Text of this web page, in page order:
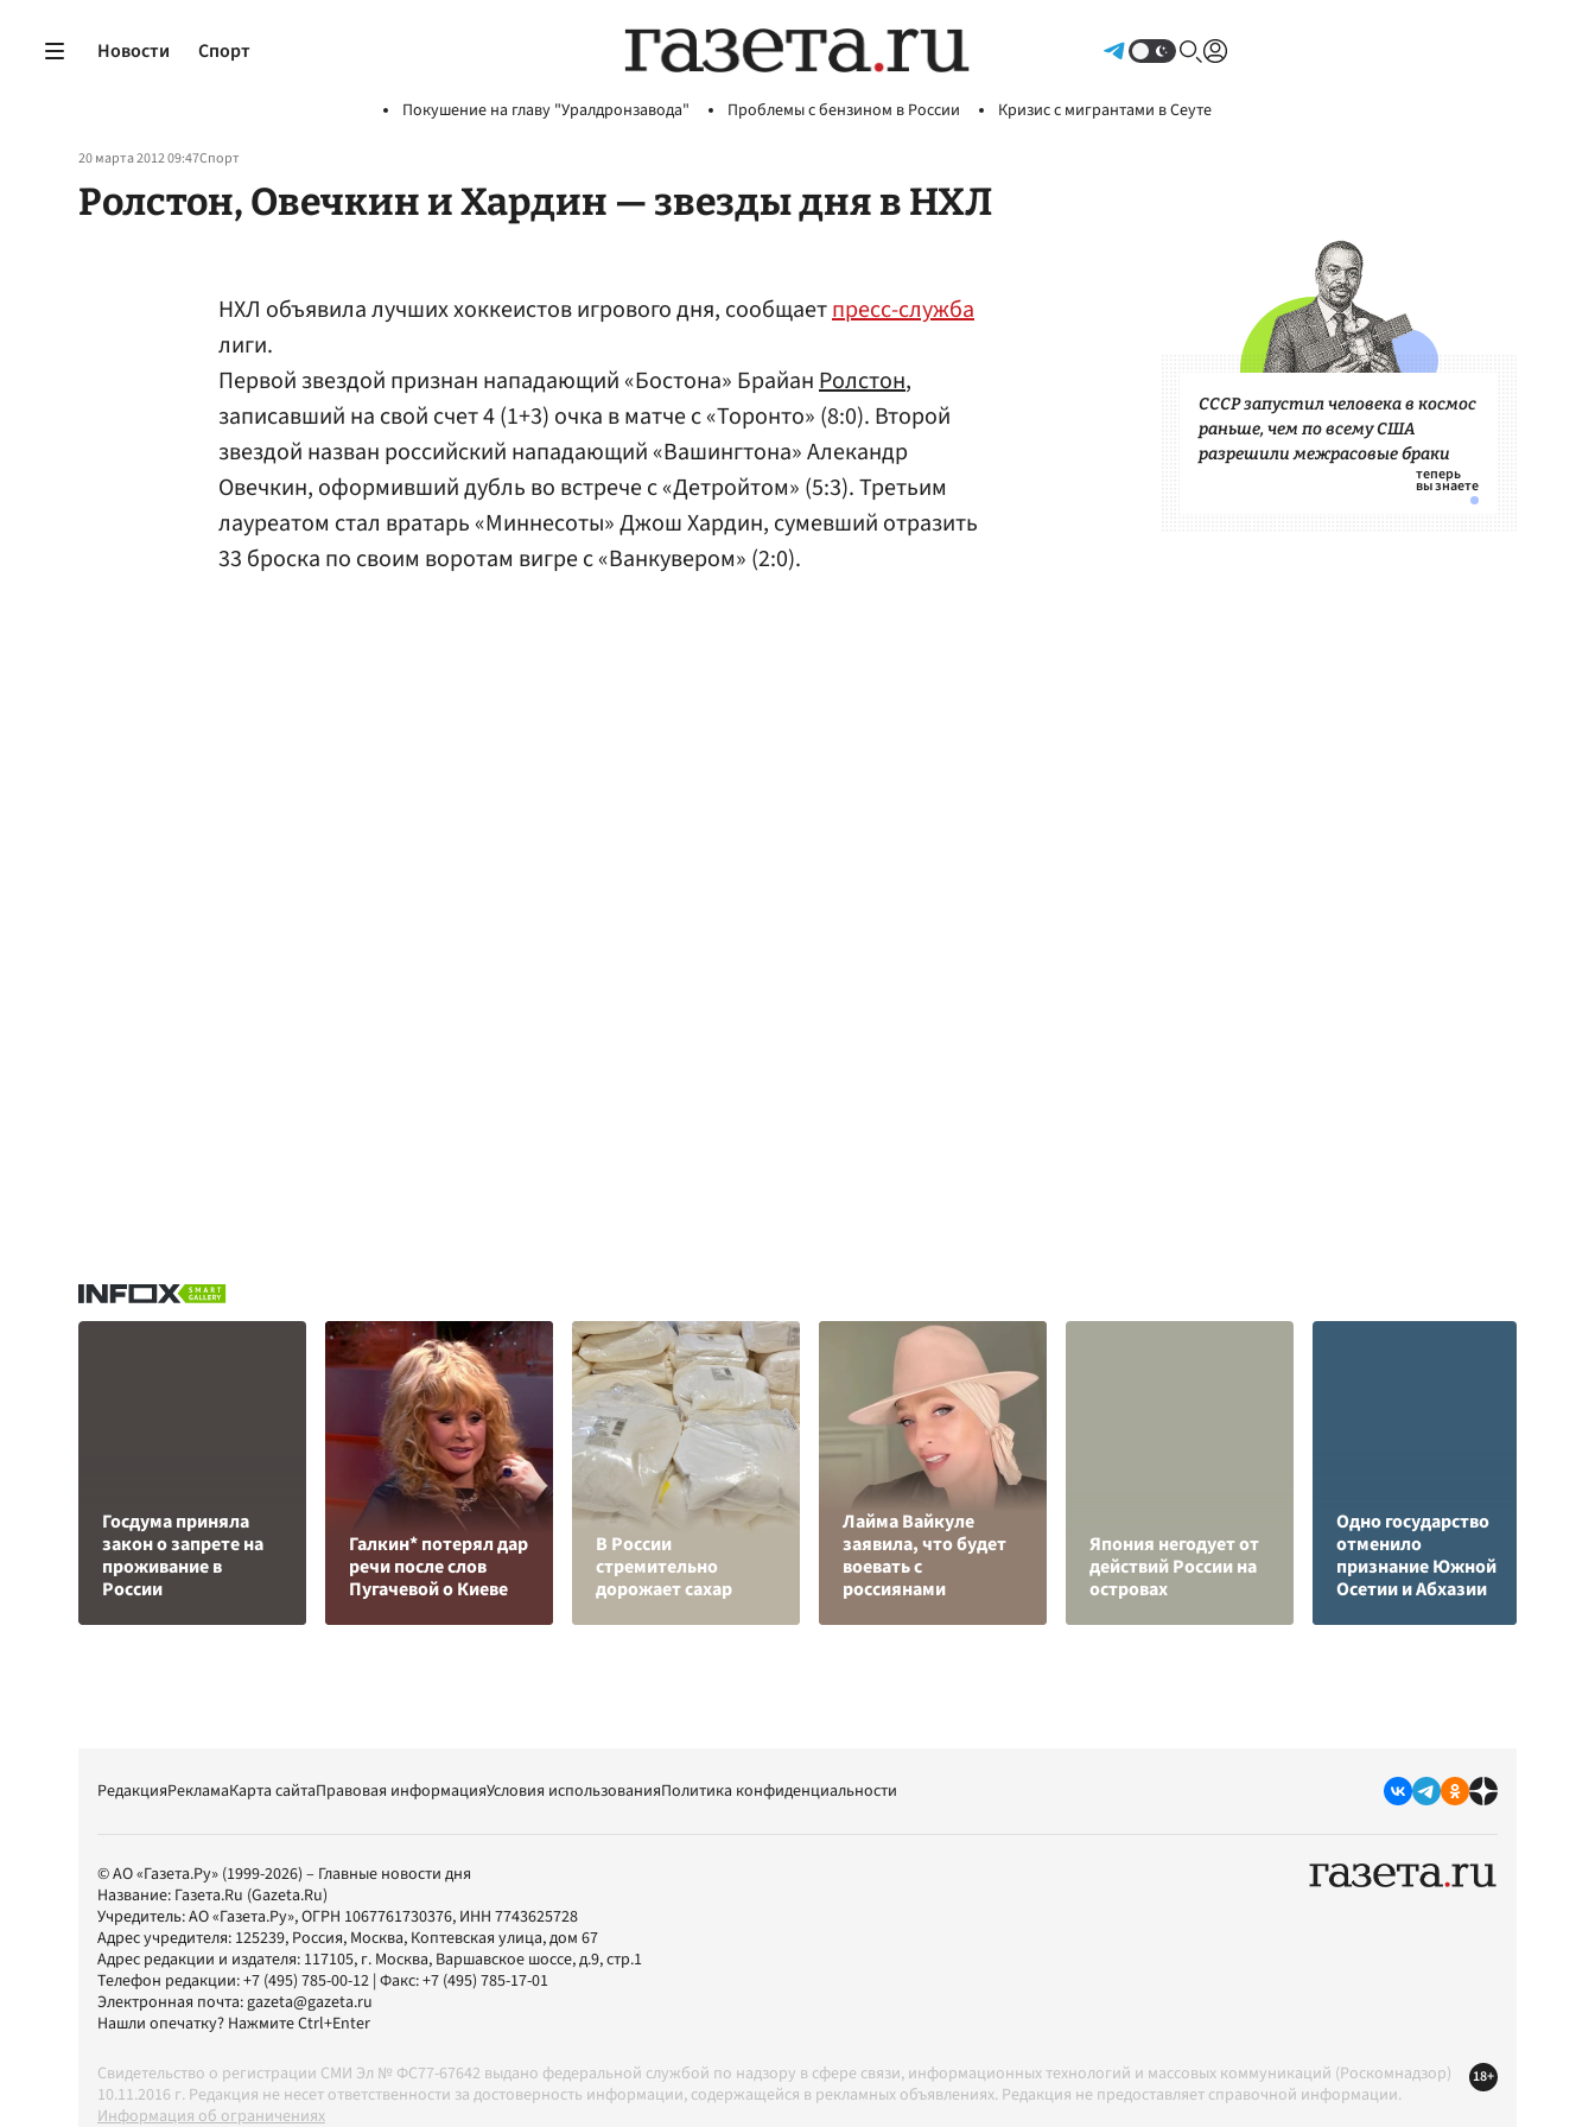
Новости Спорт
Покушение на главу "Уралдронзавода" Проблемы с бензином в России Кризис с мигрантами в Сеуте
20 марта 2012 09:47Спорт
Ролстон, Овечкин и Хардин — звезды дня в НХЛ
НХЛ объявила лучших хоккеистов игрового дня, сообщаетпресс-служба
лиги.
Первой звездой признан нападающий «Бостона» БрайанРолстон,
записавший на свой счет 4 (1+3) очка в матче с «Торонто» (8:0). Второй
звездой назван российский нападающий «Вашингтона» Алекандр
Овечкин, оформивший дубль во встрече с «Детройтом» (5:3). Третьим
лауреатом стал вратарь «Миннесоты» Джош Хардин, сумевший отразить
33 броска по своим воротам вигре с «Ванкувером» (2:0).
СССР запустил человека в космос
раньше, чем по всему США
разрешили межрасовые браки
Госдума приняла
закон о запрете на
проживание в
России
Галкин* потерял дар
речи после слов
Пугачевой о Киеве
В России
стремительно
дорожает сахар
Лайма Вайкуле
заявила, что будет
воевать с
россиянами
Япония негодует от
действий России на
островах
Одно государство
отменило
признание Южной
Осетии и Абхазии
РедакцияРекламаКарта сайтаПравовая информацияУсловия использованияПолитика конфиденциальности
© АО «Газета.Ру» (1999-2026) – Главные новости дня
Название: Газета.Ru (Gazeta.Ru)
Учредитель:АО «Газета.Ру», ОГРН 1067761730376, ИНН 7743625728
Адрес учредителя: 125239, Россия, Москва, Коптевская улица, дом 67
Адрес редакции и издателя: 117105, г. Москва, Варшавское шоссе, д.9, стр.1
Телефон редакции:+7 (495) 785-00-12 | Факс:+7 (495) 785-17-01
Электронная почта:gazeta@gazeta.ru
Нашли опечатку? Нажмите Ctrl+Enter
Свидетельство о регистрации СМИ Эл № ФС77-67642 выдано федеральной службой по надзору в сфере связи, информационных технологий и массовых коммуникаций (Роскомнадзор)
10.11.2016 г. Редакция не несет ответственности за достоверность информации, содержащейся в рекламных объявлениях. Редакция не предоставляет справочной информации.
Информация об ограничениях
18+